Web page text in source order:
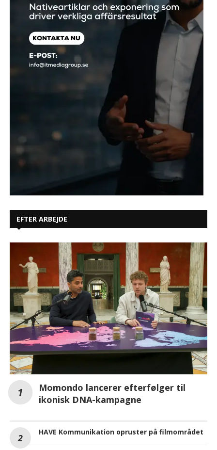
EFTER ARBEJDE
Momondo lancerer efterfølger til
ikonisk DNA-kampagne
HAVE Kommunikation opruster på filmområdet